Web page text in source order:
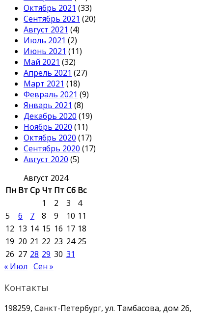
Октябрь 2021 (33)
Сентябрь 2021 (20)
Август 2021 (4)
Июль 2021 (2)
Июнь 2021 (11)
Май 2021 (32)
Апрель 2021 (27)
Март 2021 (18)
Февраль 2021 (9)
Январь 2021 (8)
Декабрь 2020 (19)
Ноябрь 2020 (11)
Октябрь 2020 (17)
Сентябрь 2020 (17)
Август 2020 (5)
Август 2024
Пн ВтСр Чт ПтСб Вс
1
2 3
4
5
6 7 8 9 10 11
12 13 14 15 16 17 18
19 20 21 22 23 24 25
26 27 28 29 30 31
« Июл Сен »
Контакты
198259, Санкт-Петербург, ул. Тамбасова, дом 26,